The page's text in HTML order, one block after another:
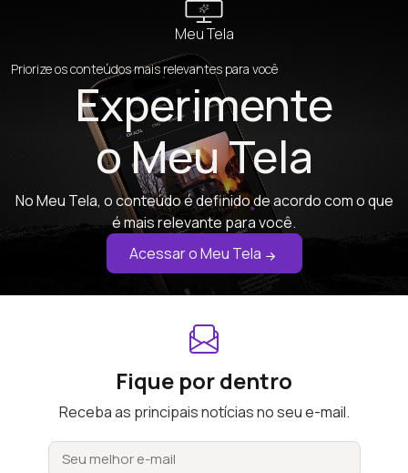
Meu Tela
Priorize os conteúdos mais relevantes para você
Experimente
o Meu Tela
No Meu Tela, o conteúdo é definido de acordo com o que
é mais relevante para você.
Acessar o Meu Tela
Fique por dentro
Receba as principais notícias no seu e-mail.